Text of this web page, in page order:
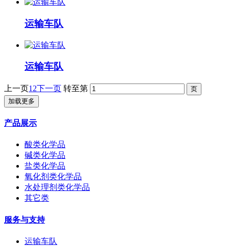
运输车队
运输车队
上一页1 2下一页 转至第
加载更多
产品展示
酸类化学品
碱类化学品
盐类化学品
氧化剂类化学品
水处理剂类化学品
其它类
服务与支持
运输车队